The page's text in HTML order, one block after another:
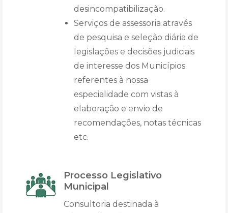
desincompatibilização.
Serviços de assessoria através
de pesquisa e seleção diária de
legislações e decisões judiciais
de interesse dos Municípios
referentes à nossa
especialidade com vistas à
elaboração e envio de
recomendações, notas técnicas
etc.
Processo Legislativo
Municipal
Consultoria destinada à